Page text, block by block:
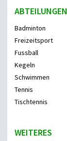
ABTEILUNGEN
Badminton
Freizeitsport
Fussball
Kegeln
Schwimmen
Tennis
Tischtennis
WEITERES